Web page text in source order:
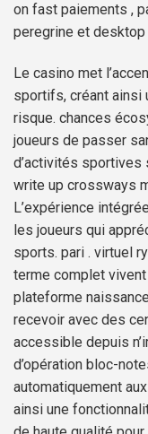
on fast paiements ,
peregrine et
Le casino met
sportifs, créant ainsi
risque. chances
joueurs de passer
d’activités sportives
write up crossways
L’expérience
les joueurs qui
sports. pari . virtuel
terme complet vivent
plateforme
recevoir avec des
accessible depuis
d’opération bloc-
automatiquement
ainsi une